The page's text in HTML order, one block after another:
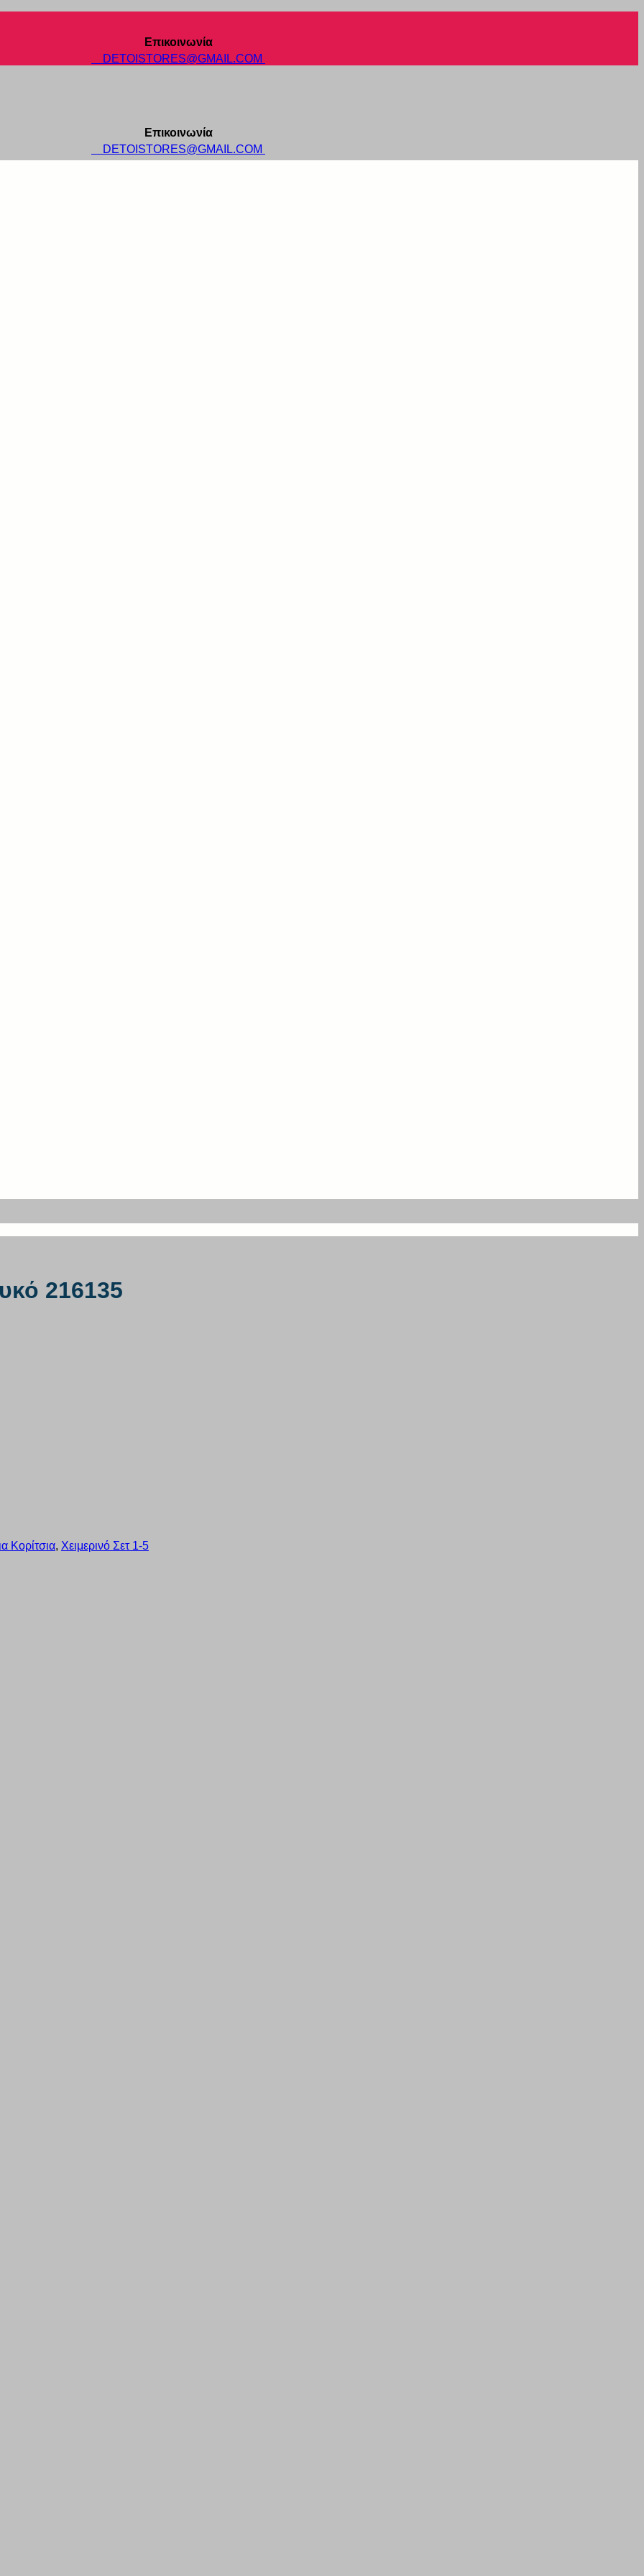
Επικοινωνία
DETOISTORES@GMAIL.COM
Επικοινωνία
DETOISTORES@GMAIL.COM
216135
Κορίτσια, Χειμερινό Σετ 1-5